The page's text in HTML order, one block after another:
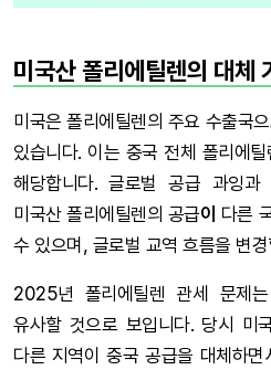
미국산 폴리에틸렌의 대체
미국은 폴리에틸렌의 주요 수출국
있습니다. 이는 중국 전체 폴리에
해당합니다. 글로벌 공급 과잉
미국산 폴리에틸렌의 공급이 다른
수 있으며, 글로벌 교역 흐름을 변
2025년 폴리에틸렌 관세 문제
유사할 것으로 보입니다. 당시 미
다른 지역이 중국 공급을 대체하